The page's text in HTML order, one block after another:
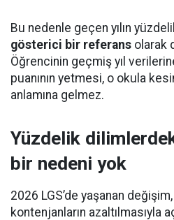
Bu nedenle geçen yılın
gösterici bir referans olarak
Öğrencinin geçmiş yıl
puanının yetmesi, o okula
anlamına gelmez.
Yüzdelik
bir nedeni yok
2026 LGS’de yaşanan
kontenjanların azaltılmasıyla